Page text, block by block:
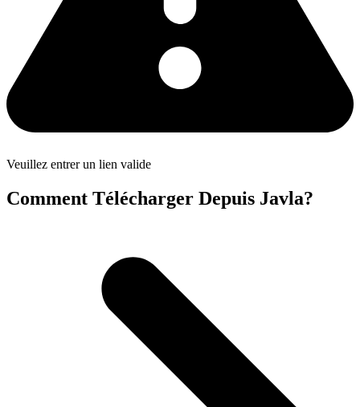
Veuillez entrer un lien valide
Comment Télécharger Depuis Javla?